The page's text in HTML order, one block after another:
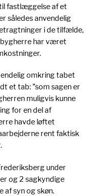
fastlæggelse af et
således anvendelig
i de tilfælde,
har været
omkring tabet
et tab: ”som sagen er
muligvis kunne
for en del af
havde løftet
rent faktisk
under
og 2 sagkyndige
syn og skøn.